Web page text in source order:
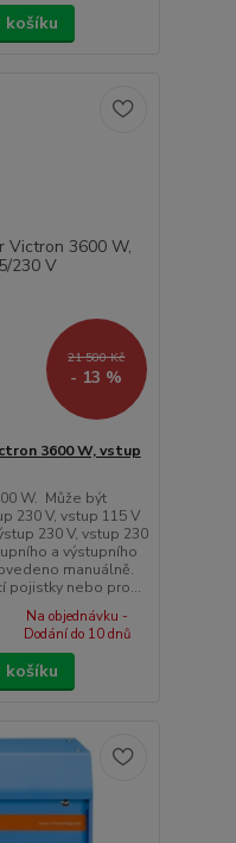
košíku
21 500 Kč
- 13 %
3600 W, vstup
W. Může být
230 V, vstup 115 V
230 V, vstup 230
a výstupního
manuálně.
pojistky nebo pro...
Na objednávku -
Dodání do 10 dnů
košíku